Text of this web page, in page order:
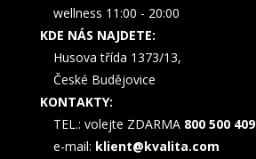
wellness 11:00 - 20:00
KDE NÁS NAJDETE:
Husova třída 1373/13,
České Budějovice
KONTAKTY:
TEL.: volejte ZDARMA 800 500 409
e-mail: klient@kvalita.com